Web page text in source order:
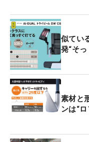
似てい
発“そ
素材と
ンは“